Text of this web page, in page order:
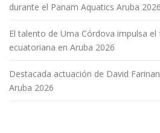
durante el Panam Aquatics Aruba 2026
El talento de Uma Córdova impulsa
ecuatoriana en Aruba 2026
Destacada actuación de David
Aruba 2026